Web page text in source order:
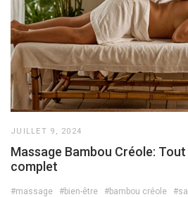
JUILLET 9, 2024
Massage Bambou Créole:
complet
#massage #bien-être #bambou créole